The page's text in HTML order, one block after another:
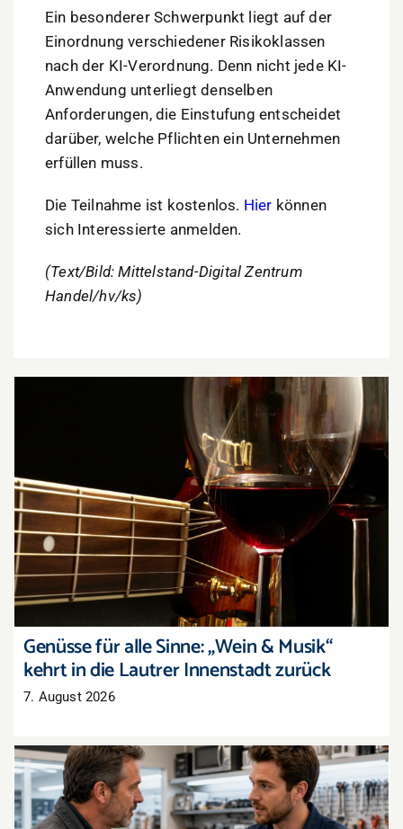
Ein besonderer Schwerpunkt liegt auf der
Einordnung verschiedener Risikoklassen
nach der KI-Verordnung. Denn nicht jede KI-
Anwendung unterliegt denselben
Anforderungen, die Einstufung entscheidet
darüber, welche Pflichten ein Unternehmen
erfüllen muss.
Die Teilnahme ist kostenlos. Hier können
sich Interessierte anmelden.
(Text/Bild: Mittelstand-Digital Zentrum
Handel/hv/ks)
Genüsse für alle Sinne: „Wein & Musik“ kehrt in
die Lautrer Innenstadt zurück
Genüsse für alle Sinne: „Wein & Musik“
kehrt in die Lautrer Innenstadt zurück
7. August 2026